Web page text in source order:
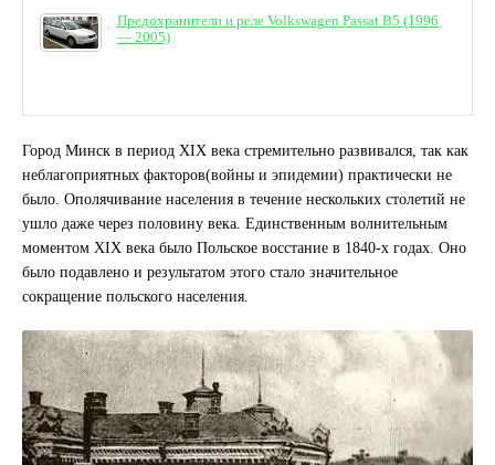
Предохранители и реле Volkswagen Passat B5 (1996
— 2005)
Город Минск в период XIX века стремительно развивался, так как
неблагоприятных факторов(войны и эпидемии) практически не
было. Ополячивание населения в течение нескольких столетий не
ушло даже через половину века. Единственным волнительным
моментом XIX века было Польское восстание в 1840-х годах. Оно
было подавлено и результатом этого стало значительное
сокращение польского населения.